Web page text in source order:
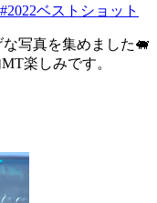
#2022ベストショット
写真を集めました🐖
楽しみです。